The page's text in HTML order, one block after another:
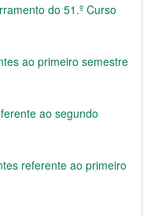
do 51.º Curso
ao primeiro semestre
ao segundo
referente ao primeiro